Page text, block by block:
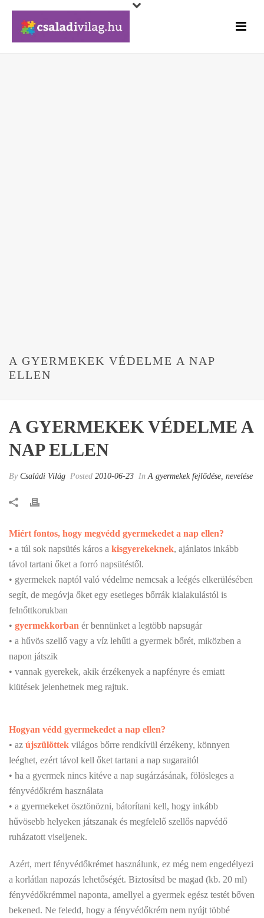
A GYERMEKEK VÉDELME A NAP
ELLEN
A GYERMEKEK VÉDELME A
NAP ELLEN
By Családi Világ Posted 2010-06-23 InA gyermekek fejlődése, nevelése
Miért fontos, hogy megvédd gyermekedet a nap ellen?
• a túl sok napsütés káros a kisgyerekeknek, ajánlatos inkább
távol tartani őket a forró napsütéstől.
• gyermekek naptól való védelme nemcsak a leégés elkerülésében
segít, de megóvja őket egy esetleges bőrrák kialakulástól is
felnőttkorukban
• gyermekkorban ér bennünket a legtöbb napsugár
• a hűvös szellő vagy a víz lehűti a gyermek bőrét, miközben a
napon játszik
• vannak gyerekek, akik érzékenyek a napfényre és emiatt
kiütések jelenhetnek meg rajtuk.
Hogyan védd gyermekedet a nap ellen?
• az újszülöttek világos bőrre rendkívül érzékeny, könnyen
leéghet, ezért távol kell őket tartani a nap sugaraitól
• ha a gyermek nincs kitéve a nap sugárzásának, fölösleges a
fényvédőkrém használata
• a gyermekeket ösztönözni, bátorítani kell, hogy inkább
hűvösebb helyeken játszanak és megfelelő szellős napvédő
ruházatott viseljenek.
Azért, mert fényvédőkrémet használunk, ez még nem engedélyezi
a korlátlan napozás lehetőségét. Biztosítsd be magad (kb. 20 ml)
fényvédőkrémmel naponta, amellyel a gyermek egész testét bőven
bekened. Ne feledd, hogy a fényvédőkrém nem nyújt többé